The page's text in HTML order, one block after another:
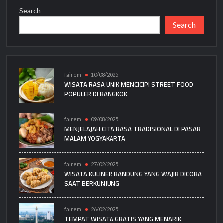
Search
Search
fairem 10/08/2025
WISATA RASA UNIK MENCICIPI STREET FOOD
POPULER DI BANGKOK
fairem 09/08/2025
MENJELAJAH CITA RASA TRADISIONAL DI PASAR
MALAM YOGYAKARTA
fairem 27/02/2025
WISATA KULINER BANDUNG YANG WAJIB DICOBA
SAAT BERKUNJUNG
fairem 26/02/2025
TEMPAT WISATA GRATIS YANG MENARIK